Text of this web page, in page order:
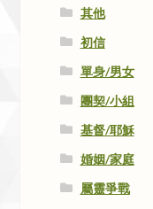
其他
初信
單身/男女
團契/小組
基督/耶穌
婚姻/家庭
屬靈爭戰